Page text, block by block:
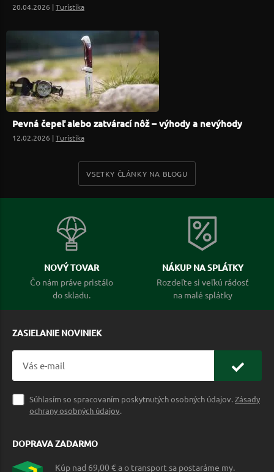
20.04.2026 |Turistika
Pevná čepeľ alebo zatvárací nôž – výhody a nevýhody
12.02.2026 |Turistika
VSETKY ČLÁNKY NA BLOGU
NOVÝ TOVAR
Čo nám práve pristálo
do skladu.
NÁKUP NA SPLÁTKY
Rozdeľte si veľkú rádosť
na malé splátky
ZASIELANIE NOVINIEK
Súhlasím so spracovaním poskytnutých osobných údajov.Zásady
ochrany osobných údajov.
DOPRAVA ZADARMO
Kúp nad 69,00 € a o transport sa postaráme my.